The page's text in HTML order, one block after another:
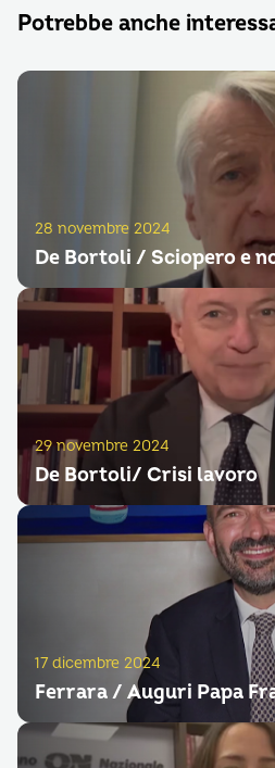
Potrebbe anche
28 novembre 2024
De Bortoli / Sciopero e
29 novembre 2024
De Bortoli/ Crisi lavoro
17 dicembre 2024
Ferrara / Auguri Papa